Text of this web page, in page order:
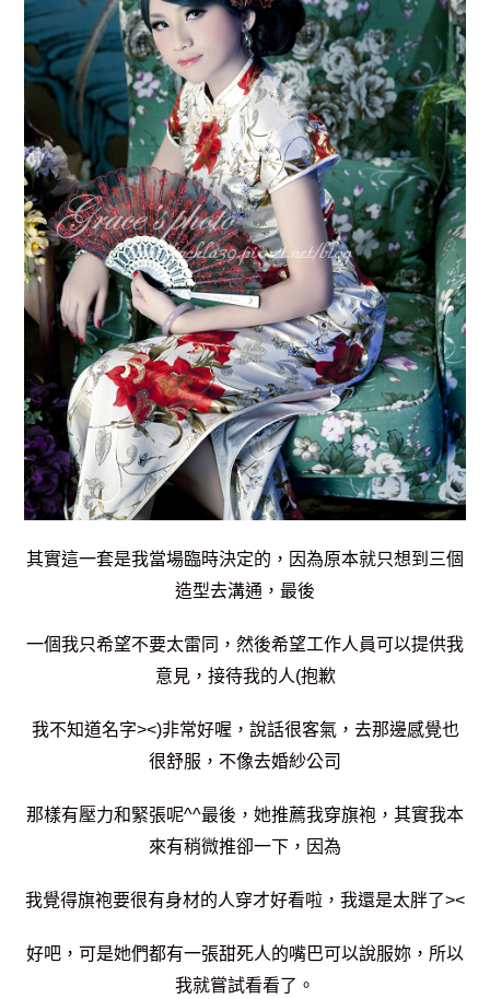
其實這一套是我當場臨時決定的，因為原本就只想到三個
造型去溝通，最後
一個我只希望不要太雷同，然後希望工作人員可以提供我
意見，接待我的人(抱歉
我不知道名字><)非常好喔，說話很客氣，去那邊感覺也
很舒服，不像去婚紗公司
那樣有壓力和緊張呢^^最後，她推薦我穿旗袍，其實我本
來有稍微推卻一下，因為
我覺得旗袍要很有身材的人穿才好看啦，我還是太胖了><
好吧，可是她們都有一張甜死人的嘴巴可以說服妳，所以
我就嘗試看看了。